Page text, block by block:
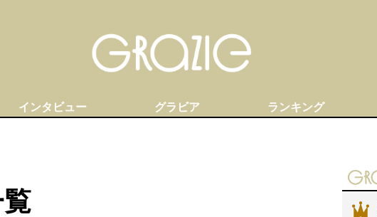
インタビュー グラビア ランキング